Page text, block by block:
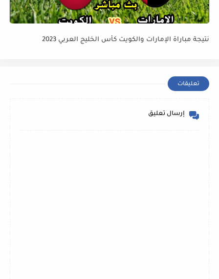
نتيجة مباراة الإمارات والكويت كأس الخليج العربي 2023
تعليقات
إرسال تعليق